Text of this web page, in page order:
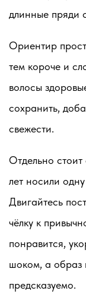
длинные пряди
Ориентир
тем короче и
волосы
сохранить,
свежести.
Отдельно стоит
лет носили
Двигайтесь
чёлку к
понравится,
шоком, а образ
предсказуемо.